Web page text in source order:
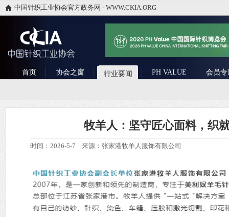
中国针织工业协会官方政务网 - WWW.CKIA.ORG
首页 协会之窗 行业要闻 PH VALUE 会员专
牧羊人：坚守匠心面料，织
时间：2026-5-7 来源：张家港牧羊人服饰有限公司